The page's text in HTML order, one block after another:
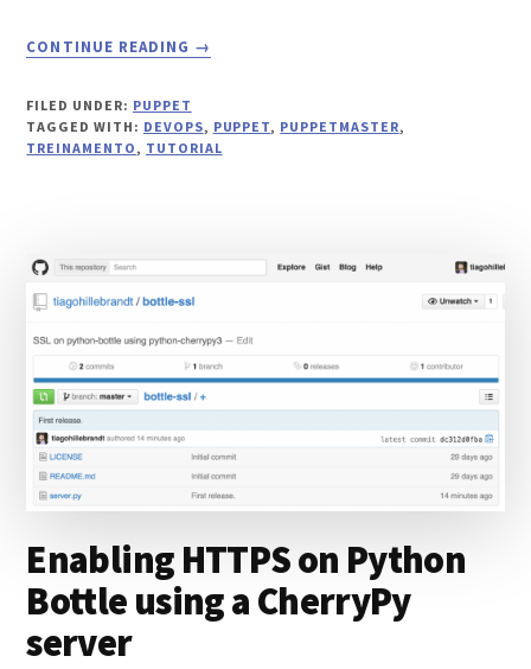
CONTINUE READING
ABOUT
DE
PUPPET
→
FILED UNDER: PUPPET
TAGGED WITH: DEVOPS, PUPPET, PUPPETMASTER,
TREINAMENTO , TUTORIAL
Enabling HTTPS on Python
Bottle using a CherryPy
server